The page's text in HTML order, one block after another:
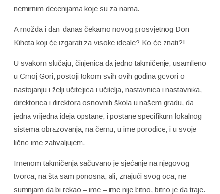
nemirnim decenijama koje su za nama.
A možda i dan-danas čekamo novog prosvjetnog Don
Kihota koji će izgarati za visoke ideale? Ko će znati?!
U svakom slučaju, činjenica da jedno takmičenje, usamljeno
u Crnoj Gori, postoji tokom svih ovih godina govori o
nastojanju i želji učiteljica i učitelja, nastavnica i nastavnika,
direktorica i direktora osnovnih škola u našem gradu, da
jedna vrijedna ideja opstane, i postane specifikum lokalnog
sistema obrazovanja, na čemu, u ime porodice, i u svoje
lično ime zahvaljujem.
Imenom takmičenja sačuvano je sjećanje na njegovog
tvorca, na šta sam ponosna, ali, znajući svog oca, ne
sumnjam da bi rekao – ime – ime nije bitno, bitno je da traje.